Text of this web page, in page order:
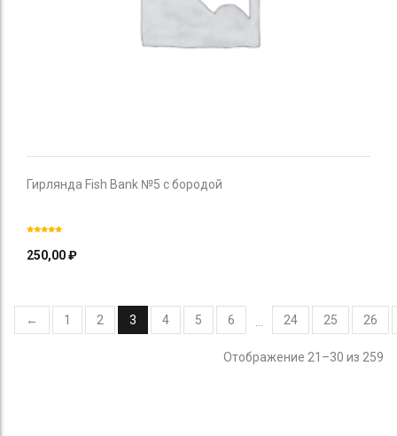
Гирлянда Fish Bank №5 с бородой
250,00₽
← 1 2 3 4 5 6 24 25 26
Отображение 21–30 из 259